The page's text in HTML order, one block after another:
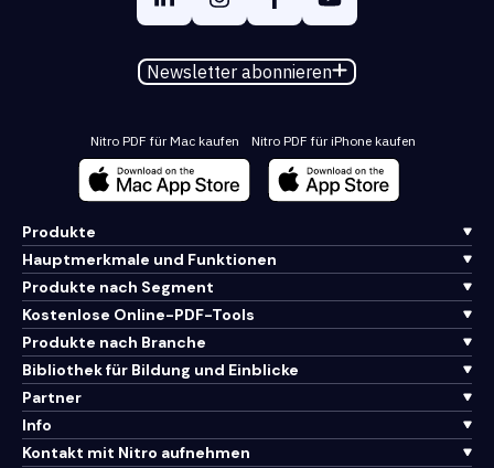
Newsletter abonnieren
Nitro PDF für Mac kaufen Nitro PDF für iPhone kaufen
Produkte
Hauptmerkmale und Funktionen
Produkte nach Segment
Kostenlose Online-PDF-Tools
Produkte nach Branche
Bibliothek für Bildung und Einblicke
Partner
Info
Kontakt mit Nitro aufnehmen